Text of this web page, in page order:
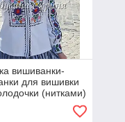
вишиванки-
для вишивки
(нитками)